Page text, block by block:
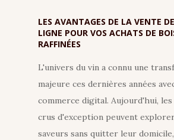
LES AVANTAGES DE LA VENTE
LIGNE POUR VOS ACHATS DE
RAFFINÉES
L'univers du vin a connu une
majeure ces dernières années
commerce digital. Aujourd'hui, les
crus d'exception peuvent
saveurs sans quitter leur